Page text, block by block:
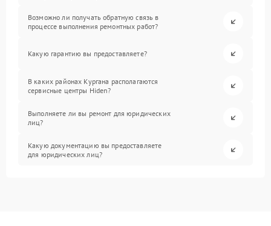
Возможно ли получать обратную связь в
процессе выполнения ремонтных работ?
Какую гарантию вы предоставляете?
В каких районах Кургана располагаются
сервисные центры Hiden?
Выполняете ли вы ремонт для юридических
лиц?
Какую документацию вы предоставляете
для юридических лиц?